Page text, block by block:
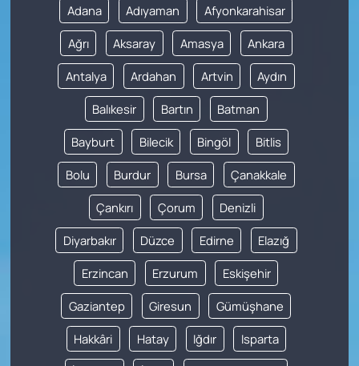
Adana Adıyaman Afyonkarahisar
Ağrı Aksaray Amasya Ankara
Antalya Ardahan Artvin Aydın
Balıkesir Bartın Batman
Bayburt Bilecik Bingöl Bitlis
Bolu Burdur Bursa Çanakkale
Çankırı Çorum Denizli
Diyarbakır Düzce Edirne Elazığ
Erzincan Erzurum Eskişehir
Gaziantep Giresun Gümüşhane
Hakkâri Hatay Iğdır Isparta